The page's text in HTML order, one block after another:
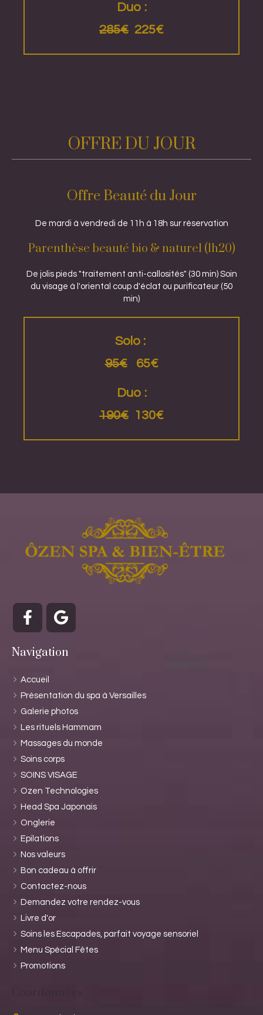
Duo :
285€ 225€
OFFRE DU JOUR
Offre Beauté du Jour
De mardi à vendredi de 11h à 18h sur réservation
Parenthèse beauté bio & naturel (1h20)
De jolis pieds "traitement anti-callosités" (30 min) Soin
du visage à l'oriental coup d'éclat ou purificateur (50
min)
Solo :
95€
65€
Duo :
190€ 130€
Navigation
Accueil
Présentation du spa à Versailles
Galerie photos
Les rituels Hammam
Massages du monde
Soins corps
SOINS VISAGE
Ozen Technologies
Head Spa Japonais
Onglerie
Epilations
Nos valeurs
Bon cadeau à offrir
Contactez-nous
Demandez votre rendez-vous
Livre d'or
Soins les Escapades, parfait voyage sensoriel
Menu Spécial Fêtes
Promotions